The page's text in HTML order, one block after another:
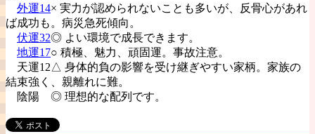
外運14× 実力が認められないことも多いが、反骨心があれ
ば成功も。病災急死傾向。
伏運32◎ よい環境で成長できます。
地運17○ 積極、魅力、頑固運。事故注意。
天運12△ 身体的負の影響を受け継ぎやすい家柄。家族の
結束強く、親離れに難。
陰陽 ◎ 理想的な配列です。